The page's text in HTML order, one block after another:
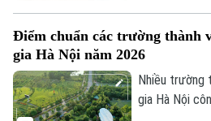
Tư vấn sức khỏe
Golf
Tin tức
Sao
Điện ảnh
Đã phát sóng
mối quản lý,
học. Ngành
quyền các
khai nhiều giải
Điểm chuẩn các trường thành
gia Hà Nội năm 2026
Nhiều trường
gia Hà Nội